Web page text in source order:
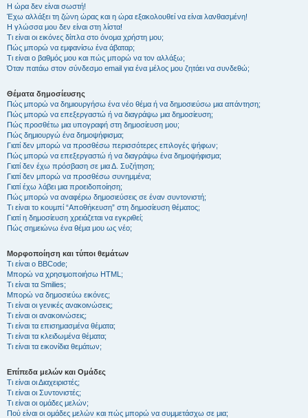
Η ώρα δεν είναι σωστή!
Έχω αλλάξει τη ζώνη ώρας και η ώρα εξακολουθεί να είναι λανθασμένη!
Η γλώσσα μου δεν είναι στη λίστα!
Τι είναι οι εικόνες δίπλα στο όνομα χρήστη μου;
Πώς μπορώ να εμφανίσω ένα άβαταρ;
Τι είναι ο βαθμός μου και πώς μπορώ να τον αλλάξω;
Όταν πατάω στον σύνδεσμο email για ένα μέλος μου ζητάει να συνδεθώ;
Θέματα δημοσίευσης
Πώς μπορώ να δημιουργήσω ένα νέο θέμα ή να δημοσιεύσω μια απάντηση;
Πώς μπορώ να επεξεργαστώ ή να διαγράψω μια δημοσίευση;
Πώς προσθέτω μια υπογραφή στη δημοσίευση μου;
Πώς δημιουργώ ένα δημοψήφισμα;
Γιατί δεν μπορώ να προσθέσω περισσότερες επιλογές ψήφων;
Πώς μπορώ να επεξεργαστώ ή να διαγράψω ένα δημοψήφισμα;
Γιατί δεν έχω πρόσβαση σε μια Δ. Συζήτηση;
Γιατί δεν μπορώ να προσθέσω συνημμένα;
Γιατί έχω λάβει μια προειδοποίηση;
Πώς μπορώ να αναφέρω δημοσιεύσεις σε έναν συντονιστή;
Τι είναι το κουμπί “Αποθήκευση” στη δημοσίευση θέματος;
Γιατί η δημοσίευση χρειάζεται να εγκριθεί;
Πώς σημειώνω ένα θέμα μου ως νέο;
Μορφοποίηση και τύποι θεμάτων
Τι είναι ο BBCode;
Μπορώ να χρησιμοποιήσω HTML;
Τι είναι τα Smilies;
Μπορώ να δημοσιεύω εικόνες;
Τι είναι οι γενικές ανακοινώσεις;
Τι είναι οι ανακοινώσεις;
Τι είναι τα επισημασμένα θέματα;
Τι είναι τα κλειδωμένα θέματα;
Τι είναι τα εικονίδια θεμάτων;
Επίπεδα μελών και Ομάδες
Τι είναι οι Διαχειριστές;
Τι είναι οι Συντονιστές;
Τι είναι οι ομάδες μελών;
Πού είναι οι ομάδες μελών και πώς μπορώ να συμμετάσχω σε μια;